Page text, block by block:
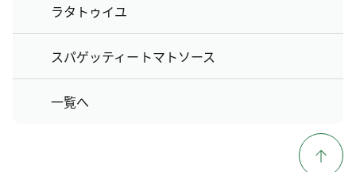
ラタトゥイユ
スパゲッティートマトソース
一覧へ